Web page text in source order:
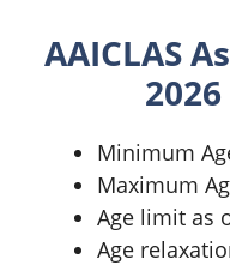
AAICLAS
Minimum
Maximum
Age limit as
Age